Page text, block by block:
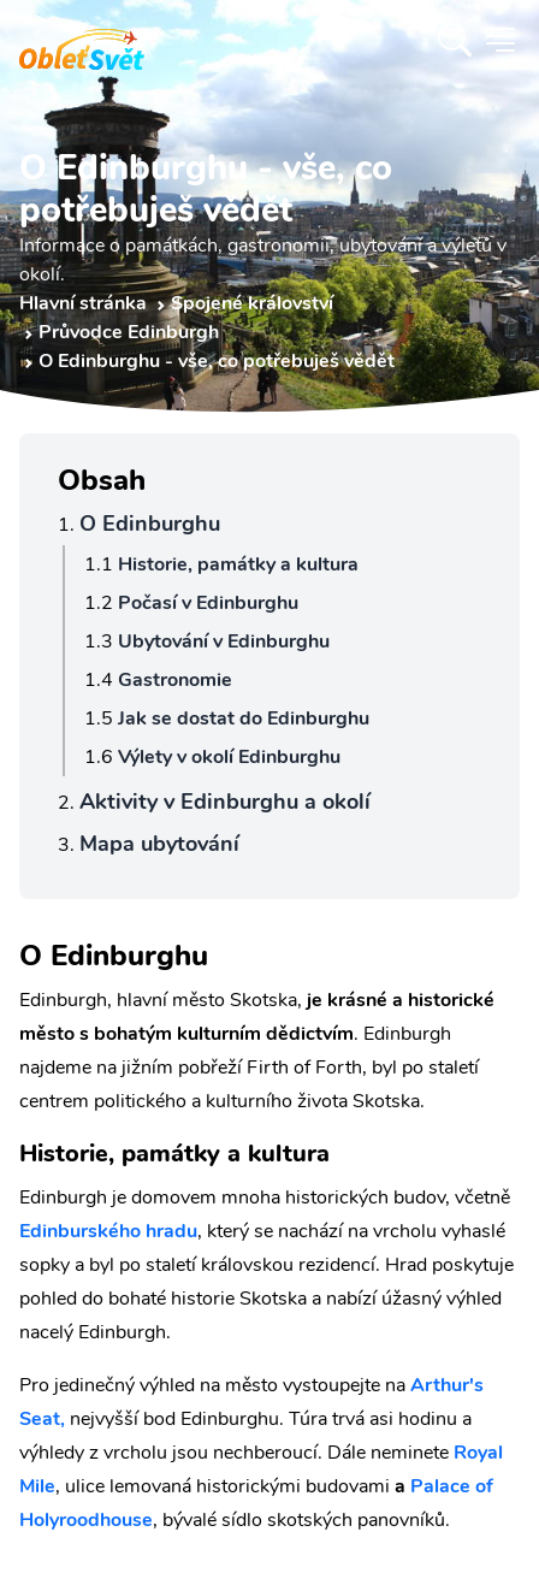
O Edinburghu - vše, co
potřebuješ vědět
Informace o památkách, gastronomii, ubytování a výletů v
okolí.
Hlavní stránka
Spojené království
Průvodce Edinburgh
O Edinburghu - vše, co potřebuješ vědět
Obsah
O Edinburghu
Historie, památky a kultura
Počasí v Edinburghu
Ubytování v Edinburghu
Gastronomie
Jak se dostat do Edinburghu
Výlety v okolí Edinburghu
Aktivity v Edinburghu a okolí
Mapa ubytování
O Edinburghu
Edinburgh, hlavní město Skotska, je krásné a historické
město s bohatým kulturním dědictvím. Edinburgh
najdeme na jižním pobřeží Firth of Forth, byl po staletí
centrem politického a kulturního života Skotska.
Historie, památky a kultura
Edinburgh je domovem mnoha historických budov, včetně
Edinburského hradu, který se nachází na vrcholu vyhaslé
sopky a byl po staletí královskou rezidencí. Hrad poskytuje
pohled do bohaté historie Skotska a nabízí úžasný výhled
nacelý Edinburgh.
Pro jedinečný výhled na město vystoupejte naArthur's
Seat, nejvyšší bod Edinburghu. Túra trvá asi hodinu a
výhledy z vrcholu jsou nechberoucí. Dále neminete Royal
Mile, ulice lemovaná historickými budovami a Palace of
Holyroodhouse, bývalé sídlo skotských panovníků.